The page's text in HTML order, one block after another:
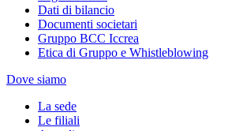
Dati di bilancio
Documenti societari
Gruppo BCC Iccrea
Etica di Gruppo e Whistleblowing
Dove siamo
La sede
Le filiali